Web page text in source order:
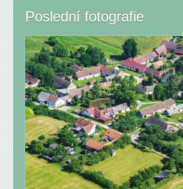
Poslední fotografie